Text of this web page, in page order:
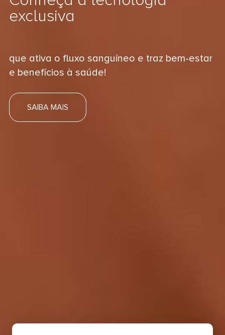
exclusiva
que ativa o fluxo sanguíneo e traz bem-estar
e benefícios à saúde!
SAIBA MAIS